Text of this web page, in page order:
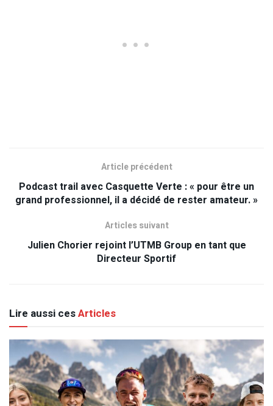
Article précédent
Podcast trail avec Casquette Verte : « pour être un
grand professionnel, il a décidé de rester amateur. »
Articles suivant
Julien Chorier rejoint l’UTMB Group en tant que
Directeur Sportif
Lire aussi cesArticles